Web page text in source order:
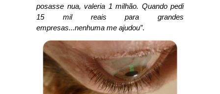
posasse nua, valeria 1 milhão. Quando pedi
15 mil reais para grandes
empresas...nenhuma me ajudou”.